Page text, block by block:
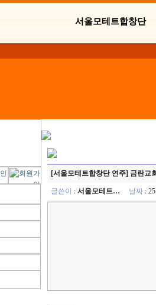
서울모테트합창단
[서울모테트합창단 연주] 금란교
글쓴이 : 서울모테트… 날짜 :